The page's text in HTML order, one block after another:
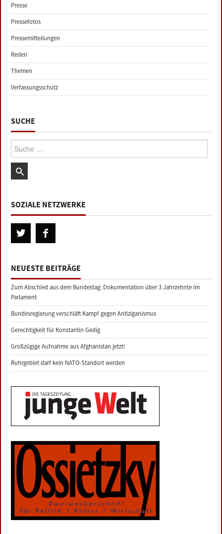
Presse
Pressefotos
Pressemitteilungen
Reden
Themen
Verfassungsschutz
SUCHE
Suche:
SOZIALE NETZWERKE
NEUESTE BEITRÄGE
Zum Abschied aus dem Bundestag: Dokumentation über 3 Jahrzehnte im
Parlament
Bundesregierung verschläft Kampf gegen Antiziganismus
Gerechtigkeit für Konstantin Gedig
Großzügige Aufnahme aus Afghanistan jetzt!
Ruhrgebiet darf kein NATO-Standort werden